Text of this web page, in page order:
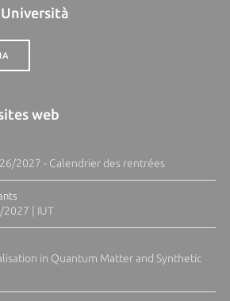
web
2027 - Calendrier des rentrées
| IUT
in Quantum Matter and Synthetic